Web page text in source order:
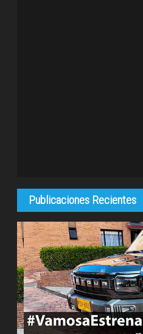
Publicaciones Recientes